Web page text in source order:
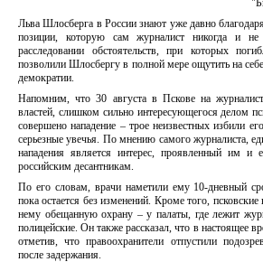
Льва Шлосберга в России знают уже давно
позиции, которую сам журналист никогда и
расследовании обстоятельств, при которых
позволили Шлосбергу в полной мере ощутить на
демократии.
Напомним, что 30 августа в Пскове на
властей, слишком сильно интересующегося делом
совершено нападение – трое неизвестных избили
серьезные увечья. По мнению самого журналиста,
нападения является интерес, проявленный им и
российским десантникам.
По его словам, врачи наметили ему 10-дневный
пока остается без изменений. Кроме того,
нему обещанную охрану – у палаты, где лежит
полицейские. Он также рассказал, что в настоящее
отметив, что правоохранители отпустили
после задержания.